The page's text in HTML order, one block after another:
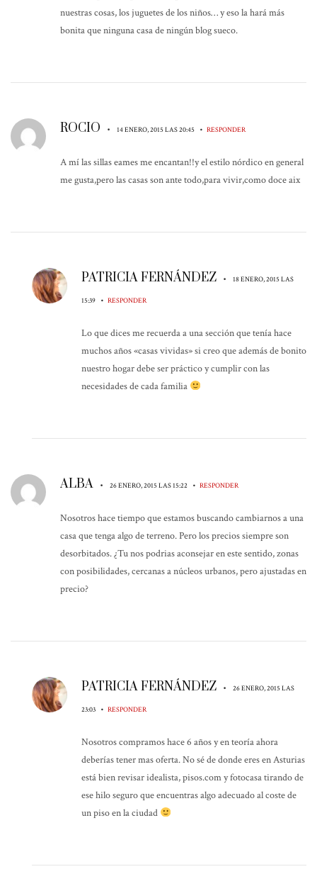
nuestras cosas, los juguetes de los niños… y eso la hará más
bonita que ninguna casa de ningún blog sueco.
ROCIO • 14 ENERO, 2015 LAS 20:45 • RESPONDER
A mí las sillas eames me encantan!!y el estilo nórdico en general
me gusta,pero las casas son ante todo,para vivir,como doce aix
PATRICIA FERNÁNDEZ • 18 ENERO, 2015 LAS
15:39 • RESPONDER
Lo que dices me recuerda a una sección que tenía hace
muchos años «casas vividas» si creo que además de bonito
nuestro hogar debe ser práctico y cumplir con las
necesidades de cada familia
ALBA • 26 ENERO, 2015 LAS 15:22 • RESPONDER
Nosotros hace tiempo que estamos buscando cambiarnos a una
casa que tenga algo de terreno. Pero los precios siempre son
desorbitados. ¿Tu nos podrias aconsejar en este sentido, zonas
con posibilidades, cercanas a núcleos urbanos, pero ajustadas en
precio?
PATRICIA FERNÁNDEZ • 26 ENERO, 2015 LAS
23:03 • RESPONDER
Nosotros compramos hace 6 años y en teoría ahora
deberías tener mas oferta. No sé de donde eres en Asturias
está bien revisar idealista, pisos.com y fotocasa tirando de
ese hilo seguro que encuentras algo adecuado al coste de
un piso en la ciudad